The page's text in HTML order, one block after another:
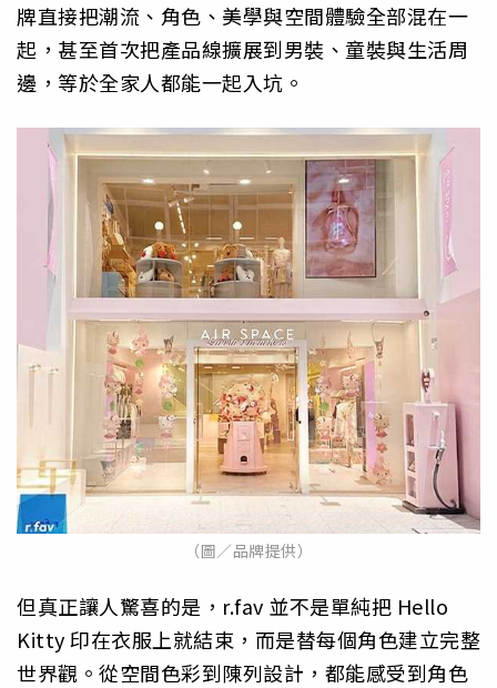
牌直接把潮流、角色、美學與空間體驗全部混在一
起，甚至首次把產品線擴展到男裝、童裝與生活周
邊，等於全家人都能一起入坑。
（圖／品牌提供）
但真正讓人驚喜的是，r.fav 並不是單純把 Hello
Kitty 印在衣服上就結束，而是替每個角色建立完整
世界觀。從空間色彩到陳列設計，都能感受到角色